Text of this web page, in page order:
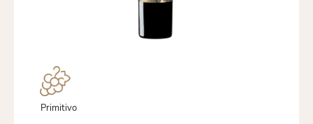
Primitivo